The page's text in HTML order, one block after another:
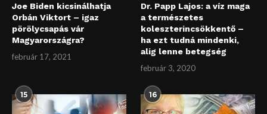
Joe Biden kicsinálhatja
Orbán Viktort – igaz
pörölycsapás vár
Magyarországra?
február 17, 2021
Dr. Papp Lajos: a víz maga
a természetes
koleszterincsökkentő –
ha ezt tudná mindenki,
alig lenne betegség
február 3, 2020
15 16